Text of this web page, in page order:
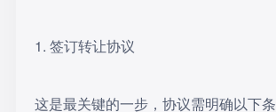
1. 签订转让协议
这是最关键的一步，协议需明确以下条